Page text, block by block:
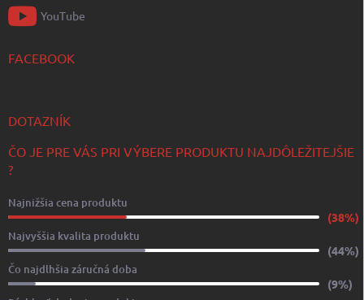
YouTube
FACEBOOK
DOTAZNÍK
ČO JE PRE VÁS PRI VÝBERE PRODUKTU NAJDÔLEŽITEJŠIE
?
Najnižšia cena produktu
(38%)
Najvyššia kvalita produktu
(44%)
Čo najdlhšia záručná doba
(9%)